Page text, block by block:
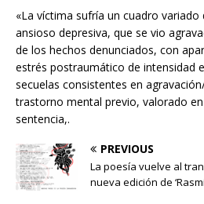
«La víctima sufría un cuadro
ansioso depresiva, que se vio
de los hechos denunciados, con
estrés postraumático de intensidad
secuelas consistentes en
trastorno mental previo, valorado
sentencia,.
PREVIOUS
La poesía vuelve al
nueva edición de